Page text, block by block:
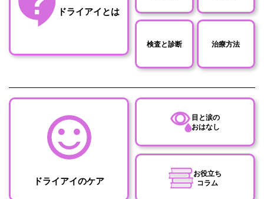
ドライアイとは
検査と診断 治療方法
ドライアイのケア
目と涙の
おはなし
お役立ち
コラム